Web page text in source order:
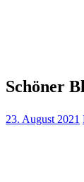
Schöner
23. August 2021